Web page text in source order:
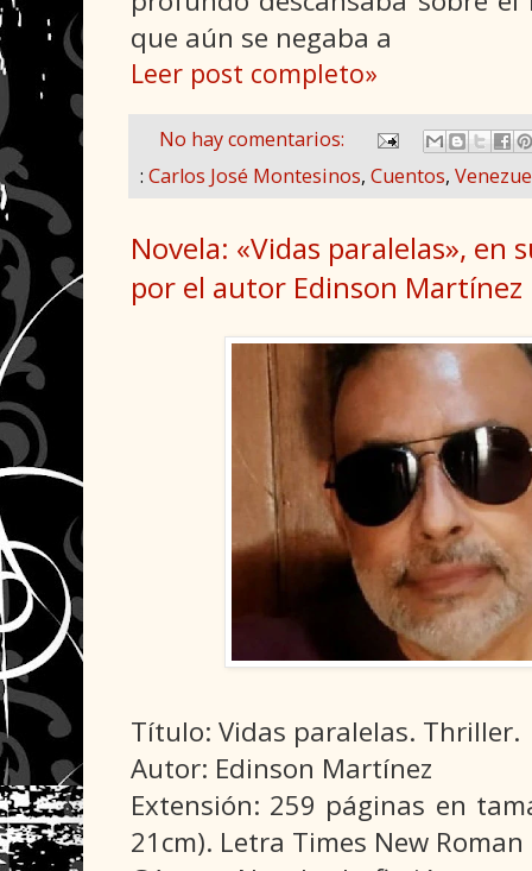
que aún se negaba a
Leer post completo»
No hay comentarios:
: Carlos José Montesinos, Cuentos,
Novela: «Vidas paralelas», en
por el autor Edinson Martínez
Título: Vidas paralelas. Thriller.
Autor: Edinson Martínez
Extensión: 259 páginas en
21cm). Letra Times New